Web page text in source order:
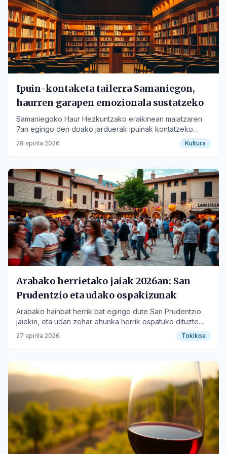
Ipuin-kontaketa tailerra Samaniegon,
haurren garapen emozionala sustatzeko
Samaniegoko Haur Hezkuntzako eraikinean maiatzaren
7an egingo den doako jarduerak ipuinak kontatzeko
modu berriak irakatsiko ditu.
28 apirila 2026 Kultura
Arabako herrietako jaiak 2026an: San
Prudentzio eta udako ospakizunak
Arabako hainbat herrik bat egingo dute San Prudentzio
jaiekin, eta udan zehar ehunka herrik ospatuko dituzte
beren jaiak, musika eta tradizioa uztartuz.
27 apirila 2026 Tokikoa